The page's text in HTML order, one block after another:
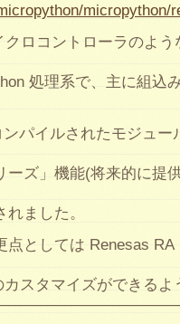
micropython/
クロコントローラのよ
処理系で、主に組込
パイルされたモジュー
ーズ」機能(将来的に提
ました。
点としては Renesas
カスタマイズができる